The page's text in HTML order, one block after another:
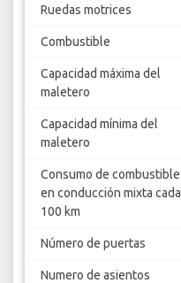
Ruedas motrices
Combustible
Capacidad máxima del
maletero
Capacidad mínima del
maletero
Consumo de combustible
en conducción mixta cada
100 km
Número de puertas
Numero de asientos